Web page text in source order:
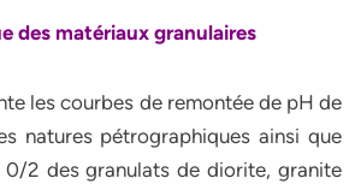
des matériaux granulaires
les courbes de remontée de pH de
natures pétrographiques ainsi que
2 des granulats de diorite, granite